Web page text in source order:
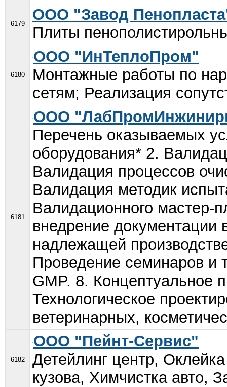
6179
ООО "Завод
Плиты
6180
ООО "ИнТеплоПром"
Монтажные работы по
сетям; Реализация
6181
ООО
Перечень оказываемых
оборудования* 2.
Валидация процессов
Валидация методик
Валидационного мастер-
внедрение документации
надлежащей
Проведение семинаров и
GMP. 8. Концептуальное
Технологическое
ветеринарных,
6182
ООО "Пейнт-Сервис"
Детейлинг центр,
кузова, Химчистка авто,